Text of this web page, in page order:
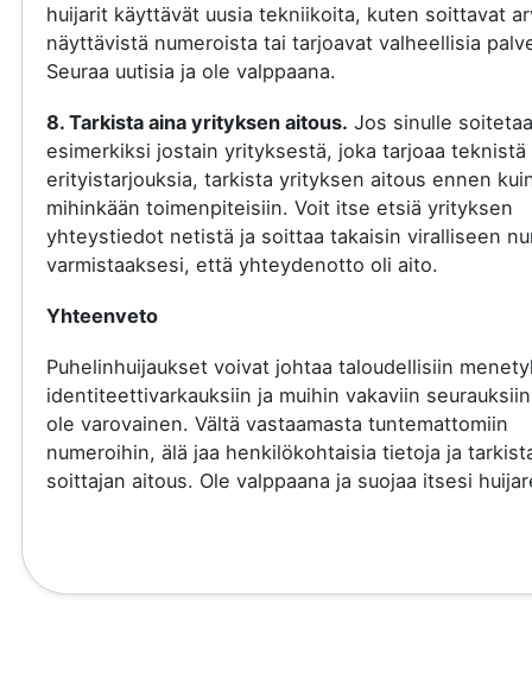
huijarit käyttävät uusia tekniikoita, kuten soittavat
näyttävistä numeroista tai tarjoavat valheellisia
Seuraa uutisia ja ole valppaana.
8. Tarkista aina yrityksen aitous. Jos sinulle
esimerkiksi jostain yrityksestä, joka tarjoaa teknistä
erityistarjouksia, tarkista yrityksen aitous ennen
mihinkään toimenpiteisiin. Voit itse etsiä yrityksen
yhteystiedot netistä ja soittaa takaisin viralliseen
varmistaaksesi, että yhteydenotto oli aito.
Yhteenveto
Puhelinhuijaukset voivat johtaa taloudellisiin
identiteettivarkauksiin ja muihin vakaviin
ole varovainen. Vältä vastaamasta tuntemattomiin
numeroihin, älä jaa henkilökohtaisia tietoja ja
soittajan aitous. Ole valppaana ja suojaa itsesi